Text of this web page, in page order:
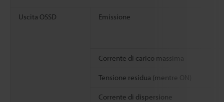
Uscita OSSD Emissione
Corrente di carico massima
Tensione residua (mentre ON)
Corrente di dispersione